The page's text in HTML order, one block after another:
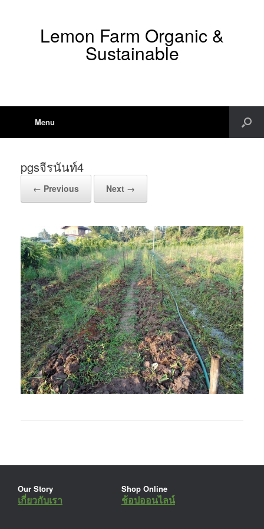
Lemon Farm Organic &
Sustainable
Menu
pgsจีรนันท์4
← Previous Next →
Our Story
เกี่ยวกับเรา
Shop Online
ช้อปออนไลน์